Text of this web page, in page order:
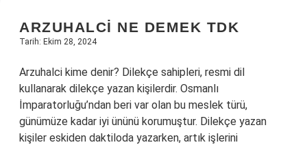
ARZUHALCI NE DEMEK TDK
Tarih: Ekim 28, 2024
Arzuhalci kime denir? Dilekçe sahipleri, resmi dil
kullanarak dilekçe yazan kişilerdir. Osmanlı
İmparatorluğu’ndan beri var olan bu meslek türü,
günümüze kadar iyi ününü korumuştur. Dilekçe yazan
kişiler eskiden daktiloda yazarken, artık işlerini